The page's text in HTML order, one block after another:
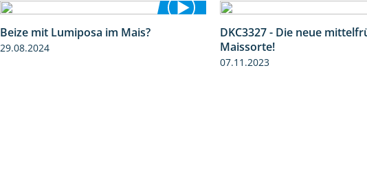
Beize mit Lumiposa im Mais?
29.08.2024
DKC3327 - Die neue
Maissorte!
07.11.2023